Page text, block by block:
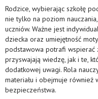
Rodzice, wybierając szkołę
nie tylko na poziom
uczniów. Ważne jest
dziecka oraz umiejętność
podstawowa potrafi wspierać
przyswajają wiedzę, jak i te,
dodatkowej uwagi. Rola
materiału i obejmuje również
bezpieczeństwa.